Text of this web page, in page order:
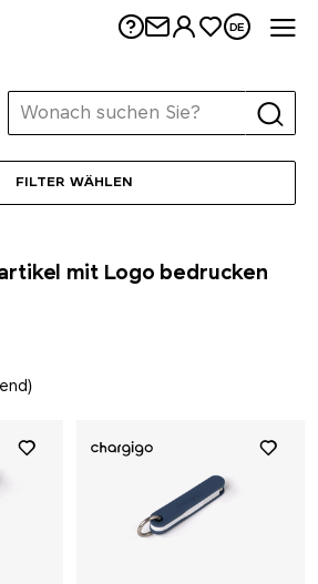
DE
mit Logo bedrucken
FILTER WÄHLEN